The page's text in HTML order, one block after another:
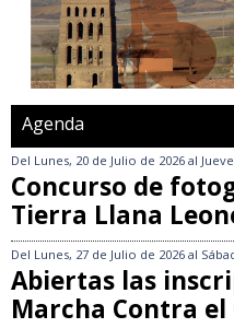
Agenda
Del Lunes, 20 de Julio de 2026 al
Concurso de
Tierra Llana
Del Lunes, 27 de Julio de 2026 al
Abiertas las
Marcha Contra el